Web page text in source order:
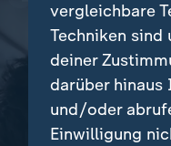
vergleichbare
Techniken
deiner
darüber
und/oder
Einwilligung